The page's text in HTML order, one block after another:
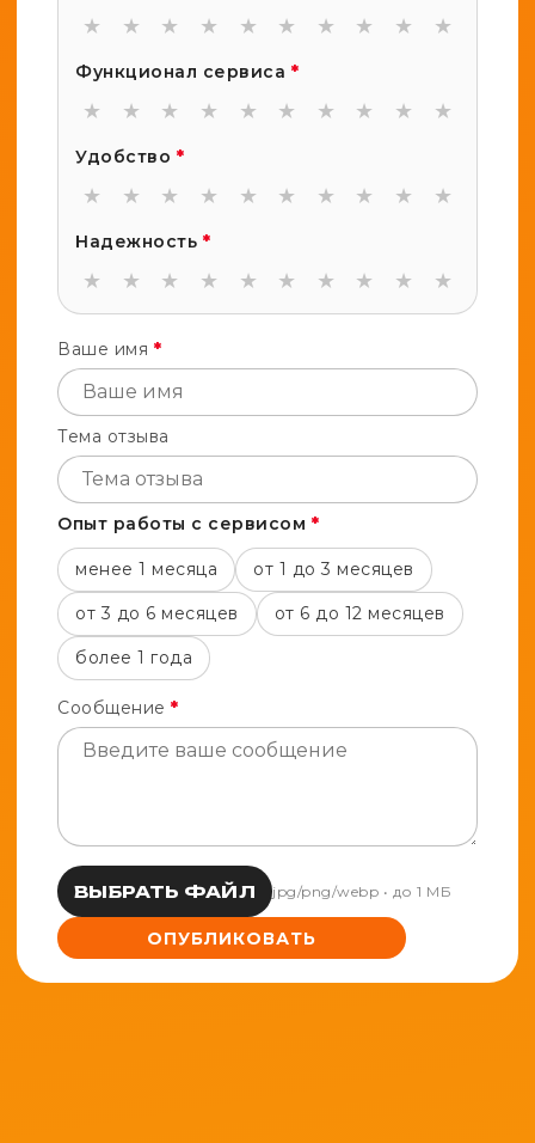
★ ★ ★ ★ ★ ★ ★ ★ ★ ★
Функционал сервиса *
★ ★ ★ ★ ★ ★ ★ ★ ★ ★
Удобство *
★ ★ ★ ★ ★ ★ ★ ★ ★ ★
Надежность *
★ ★ ★ ★ ★ ★ ★ ★ ★ ★
Ваше имя *
Тема отзыва
Опыт работы с сервисом *
менее 1 месяца от 1 до 3 месяцев
от 3 до 6 месяцев от 6 до 12 месяцев
более 1 года
Сообщение *
ВЫБРАТЬ ФАЙЛ jpg/png/webp • до 1 МБ
ОПУБЛИКОВАТЬ